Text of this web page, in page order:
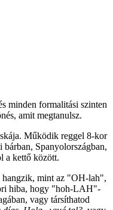
minden formalitási szinten
amit megtanulsz.
Működik reggel 8-kor
bárban, Spanyolországban,
a kettő között.
mint az "OH-lah",
hiba, hogy "hoh-LAH"-
vagy társíthatod